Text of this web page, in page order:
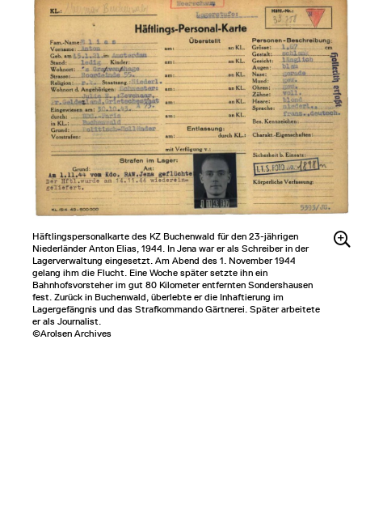
Häftlingspersonalkarte des KZ Buchenwald für den 23-jährigen
Niederländer Anton Elias, 1944. In Jena war er als Schreiber in der
Lagerverwaltung eingesetzt. Am Abend des 1. November 1944
gelang ihm die Flucht. Eine Woche später setzte ihn ein
Bahnhofsvorsteher im gut 80 Kilometer entfernten Sondershausen
fest. Zurück in Buchenwald, überlebte er die Inhaftierung im
Lagergefängnis und das Strafkommando Gärtnerei. Später arbeitete
er als Journalist.
©Arolsen Archives